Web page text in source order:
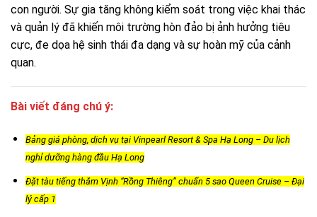
con người. Sự gia tăng không kiểm soát trong việc khai thác
và quản lý đã khiến môi trường hòn đảo bị ảnh hưởng tiêu
cực, đe dọa hệ sinh thái đa dạng và sự hoàn mỹ của cảnh
quan.
Bài viết đáng chú ý:
Bảng giá phòng, dịch vụ tại Vinpearl Resort & Spa Hạ Long – Du lịch
nghỉ dưỡng hàng đầu Hạ Long
Đặt tàu tiếng thăm Vịnh “Rồng Thiêng” chuẩn 5 sao Queen Cruise – Đại
lý cấp 1